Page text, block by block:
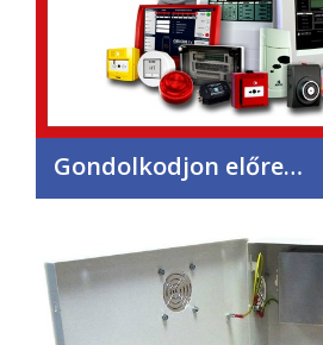
Gondolkodjon előre…